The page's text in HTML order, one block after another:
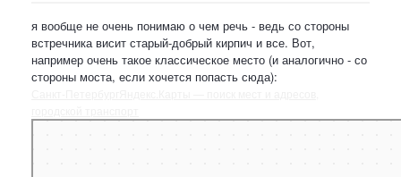
я вообще не очень понимаю о чем речь - ведь со стороны
встречника висит старый-добрый кирпич и все. Вот,
например очень такое классическое место (и аналогично - со
стороны моста, если хочется попасть сюда):